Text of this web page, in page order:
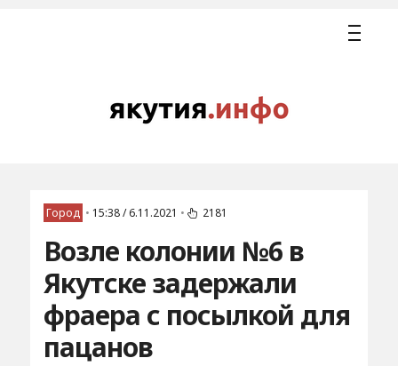
Город • 15:38 / 6.11.2021 • 2181
Возле колонии №6 в
Якутске задержали
фраера с посылкой для
пацанов